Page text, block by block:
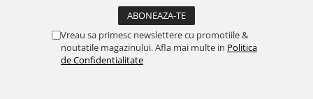
Vreau sa primesc newslettere cu promotiile &
noutatile magazinului. Afla mai multe in Politica
de Confidentialitate